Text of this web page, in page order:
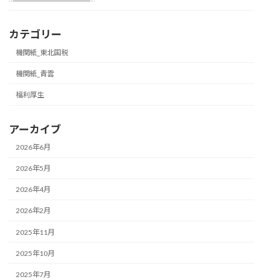
カテゴリー
機関紙_東北国税
機関紙_青雲
福利厚生
アーカイブ
2026年6月
2026年5月
2026年4月
2026年2月
2025年11月
2025年10月
2025年7月